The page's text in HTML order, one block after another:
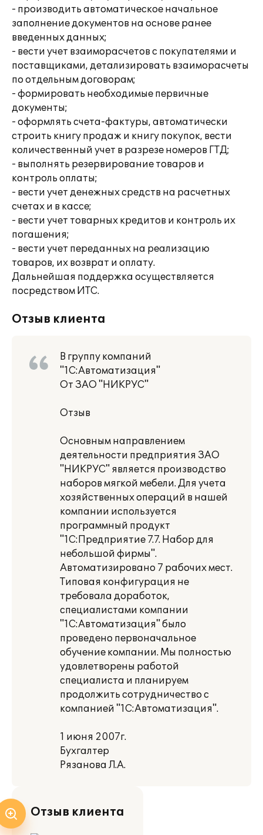
- производить автоматическое начальное
заполнение документов на основе ранее
введенных данных;
- вести учет взаиморасчетов с покупателями и
поставщиками, детализировать взаиморасчеты
по отдельным договорам;
- формировать необходимые первичные
документы;
- оформлять счета-фактуры, автоматически
строить книгу продаж и книгу покупок, вести
количественный учет в разрезе номеров ГТД;
- выполнять резервирование товаров и
контроль оплаты;
- вести учет денежных средств на расчетных
счетах и в кассе;
- вести учет товарных кредитов и контроль их
погашения;
- вести учет переданных на реализацию
товаров, их возврат и оплату.
Дальнейшая поддержка осуществляется
посредством ИТС.
Отзыв клиента
В группу компаний
"1С:Автоматизация"
От ЗАО "НИКРУС"
Отзыв
Основным направлением
деятельности предприятия ЗАО
"НИКРУС" является производство
наборов мягкой мебели. Для учета
хозяйственных операций в нашей
компании используется
программный продукт
"1С:Предприятие 7.7. Набор для
небольшой фирмы".
Автоматизировано 7 рабочих мест.
Типовая конфигурация не
требовала доработок,
специалистами компании
"1С:Автоматизация" было
проведено первоначальное
обучение компании. Мы полностью
удовлетворены работой
специалиста и планируем
продолжить сотрудничество с
компанией "1С:Автоматизация".
1 июня 2007г.
Бухгалтер
Рязанова Л.А.
Отзыв клиента